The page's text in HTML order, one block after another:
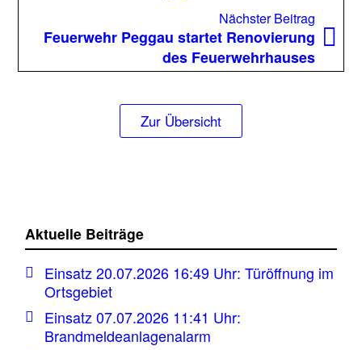
Nächster Beitrag
Feuerwehr Peggau startet Renovierung
des Feuerwehrhauses
Zur Übersicht
Aktuelle Beiträge
Einsatz 20.07.2026 16:49 Uhr: Türöffnung im
Ortsgebiet
Einsatz 07.07.2026 11:41 Uhr:
Brandmeldeanlagenalarm